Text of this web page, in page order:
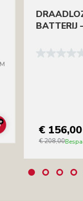
ADD TO CART
BATTERIJ
€ 156,00
€ 208,00